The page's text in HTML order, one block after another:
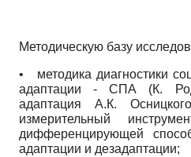
Методическую базу
•
методика диагностики
адаптации - СПА (К.
адаптация А.К.
измерительный
дифференцирующей
адаптации и дезадаптации;